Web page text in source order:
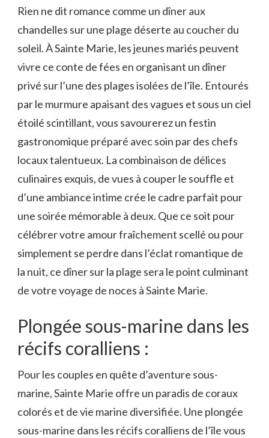
Rien ne dit romance comme un dîner aux
chandelles sur une plage déserte au coucher du
soleil. À Sainte Marie, les jeunes mariés peuvent
vivre ce conte de fées en organisant un dîner
privé sur l’une des plages isolées de l’île. Entourés
par le murmure apaisant des vagues et sous un ciel
étoilé scintillant, vous savourerez un festin
gastronomique préparé avec soin par des chefs
locaux talentueux. La combinaison de délices
culinaires exquis, de vues à couper le souffle et
d’une ambiance intime crée le cadre parfait pour
une soirée mémorable à deux. Que ce soit pour
célébrer votre amour fraîchement scellé ou pour
simplement se perdre dans l’éclat romantique de
la nuit, ce dîner sur la plage sera le point culminant
de votre voyage de noces à Sainte Marie.
Plongée sous-marine dans les
récifs coralliens :
Pour les couples en quête d’aventure sous-
marine, Sainte Marie offre un paradis de coraux
colorés et de vie marine diversifiée. Une plongée
sous-marine dans les récifs coralliens de l’île vous